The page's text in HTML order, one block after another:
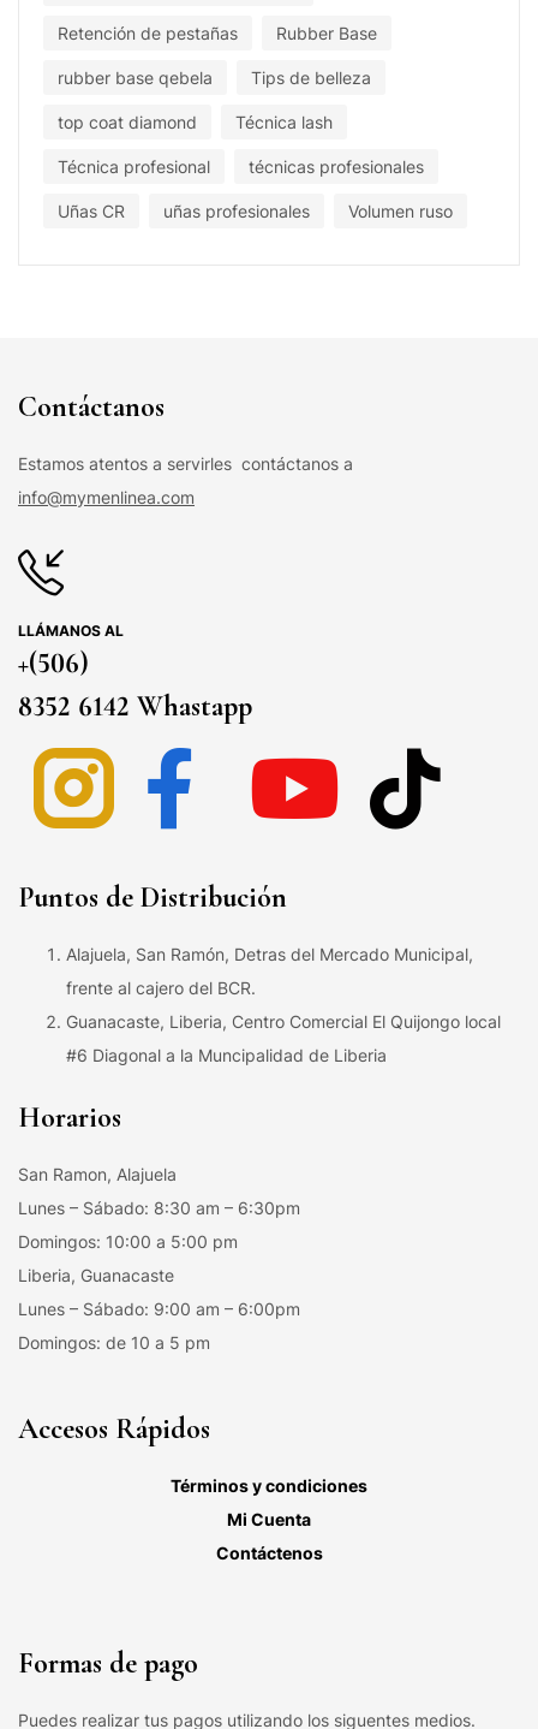
Retención de pestañas Rubber Base
rubber base qebela Tips de belleza
top coat diamond Técnica lash
Técnica profesional técnicas profesionales
Uñas CR uñas profesionales Volumen ruso
Contáctanos
Estamos atentos a servirles contáctanos a
info@mymenlinea.com
LLÁMANOS AL
+(506)
8352 6142 Whastapp
Puntos de Distribución
Alajuela, San Ramón, Detras del Mercado Municipal,
frente al cajero del BCR.
Guanacaste, Liberia, Centro Comercial El Quijongo local
#6 Diagonal a la Muncipalidad de Liberia
Horarios
San Ramon, Alajuela
Lunes – Sábado: 8:30 am – 6:30pm
Domingos: 10:00 a 5:00 pm
Liberia, Guanacaste
Lunes – Sábado: 9:00 am – 6:00pm
Domingos: de 10 a 5 pm
Accesos Rápidos
Términos y condiciones
Mi Cuenta
Contáctenos
Formas de pago
Puedes realizar tus pagos utilizando los siguentes medios.